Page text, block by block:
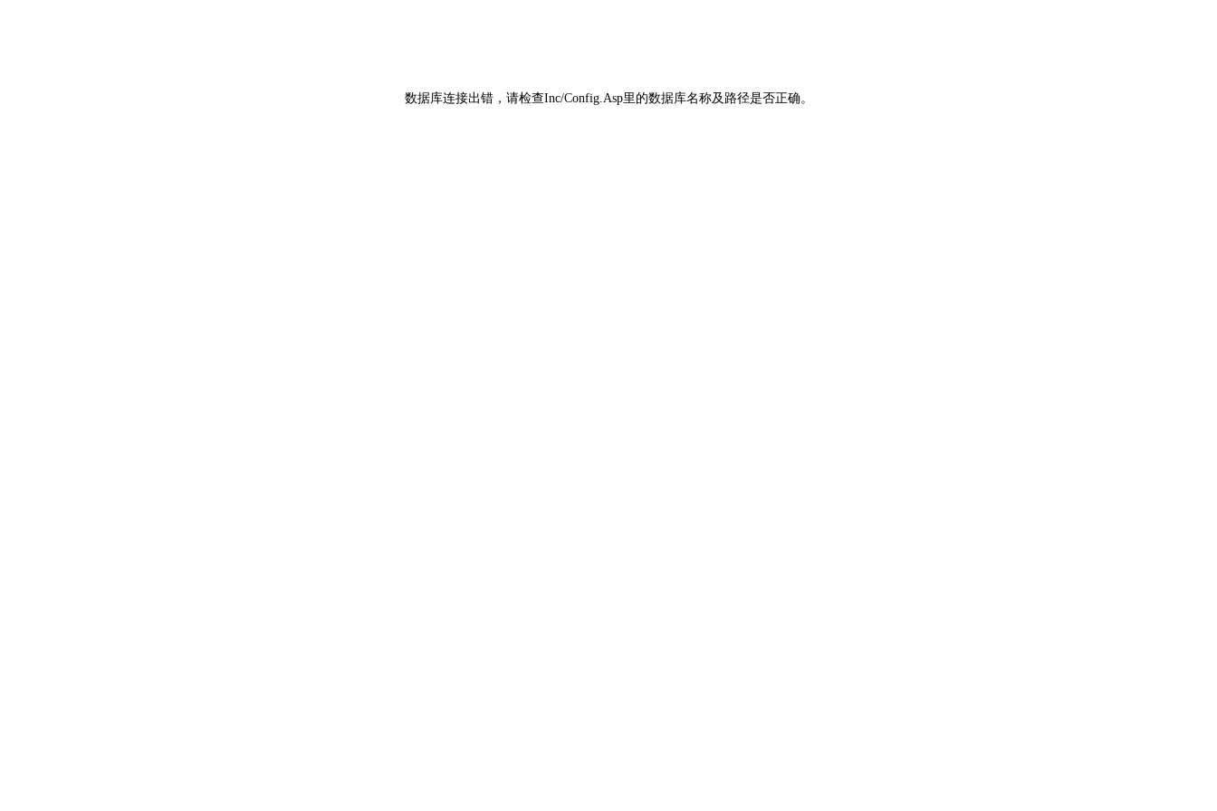
数据库连接出错，请检查Inc/Config.Asp里的数据库名称及路径是否正确。